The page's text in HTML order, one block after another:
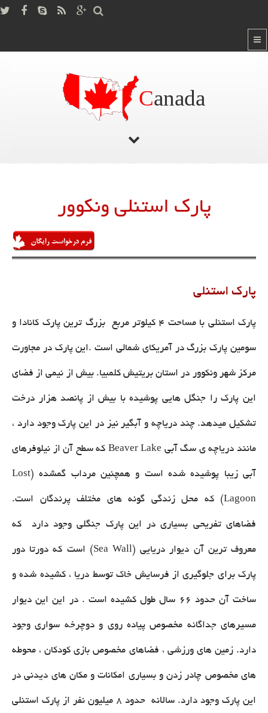
Canada
پارک استنلی ونکوور
پارک استنلی
پارک استنلی با مساحت ۴ کیلوتر مربع بزرگ ترین پارک کانادا و
سومین پارک بزرگ در آمریکای شمالی است .این پارک در مجاورت
مرکز شهر ونکوور در استان بریتیش کلمبیا. بیش از نیمی از فضای
این پارک را جنگل هایی پوشیده با بیش از پانصد هزار درخت
تشکیل میدهد. چند دریاچه و آبگیر نیز در این پارک وجود دارد ،
مانند دریاچه ی سگ آبی Beaver Lake که سطح آن از نیلوفرهای
آبی زیبا پوشیده شده است و همچنین مرداب گمشده (Lost
Lagoon) که محل زندگی گونه های مختلف پرندگان است.
فضاهای تفریحی بسیاری در این پارک جنگلی وجود دارد که
معروف ترین آن دیوار دریایی (Sea Wall) است که دورتا دور
پارک برای جلوگیری از فرسایش خاک توسط دریا ، کشیده شده و
ساخت آن حدود 66 سال طول کشیده است . در این این دیوار
مسیرهای جداگانه مخصوص پیاده روی و دوچرخه سواری وجود
دارد. زمین های ورزشی ، فضاهای مخصوص بازی کودکان ، محوطه
های مخصوص چادر زدن و بسیاری امکانات و مکان های دیدنی در
این پارک وجود دارد. سالانه حدود ۸ میلیون نفر از پارک استنلی